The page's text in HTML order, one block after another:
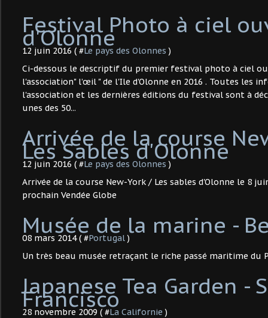
Festival Photo à ciel
d'Olonne
12 juin 2016 ( #Le pays des Olonnes )
Ci-dessous le descriptif du premier festival photo à ciel
l'association" l’œil " de l'Ile d'Olonne en 2016 . Toutes les
l'association et les dernières éditions du festival sont à
unes des 50...
Arrivée de la course
Les Sables d'Olonne
12 juin 2016 ( #Le pays des Olonnes )
Arrivée de la course New-York / Les sables d'Olonne le 8
prochain Vendée Globe
Musée de la marine -
08 mars 2014 ( #Portugal)
Un très beau musée retraçant le riche passé maritime du
Japanese Tea Garden -
Francisco
28 novembre 2009 ( #La Californie )